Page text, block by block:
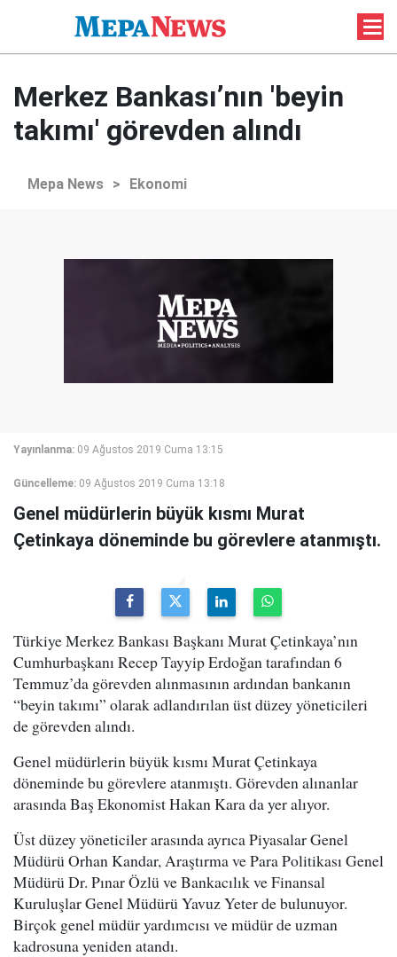
Merkez Bankası’nın 'beyin
takımı' görevden alındı
Mepa News > Ekonomi
Yayınlanma: 09 Ağustos 2019 Cuma 13:15
Güncelleme: 09 Ağustos 2019 Cuma 13:18
Genel müdürlerin büyük kısmı Murat
Çetinkaya döneminde bu görevlere atanmıştı.
Türkiye Merkez Bankası Başkanı Murat Çetinkaya’nın
Cumhurbaşkanı Recep Tayyip Erdoğan tarafından 6
Temmuz’da görevden alınmasının ardından bankanın
“beyin takımı” olarak adlandırılan üst düzey yöneticileri
de görevden alındı.
Genel müdürlerin büyük kısmı Murat Çetinkaya
döneminde bu görevlere atanmıştı. Görevden alınanlar
arasında Baş Ekonomist Hakan Kara da yer alıyor.
Üst düzey yöneticiler arasında ayrıca Piyasalar Genel
Müdürü Orhan Kandar, Araştırma ve Para Politikası Genel
Müdürü Dr. Pınar Özlü ve Bankacılık ve Finansal
Kuruluşlar Genel Müdürü Yavuz Yeter de bulunuyor.
Birçok genel müdür yardımcısı ve müdür de uzman
kadrosuna yeniden atandı.